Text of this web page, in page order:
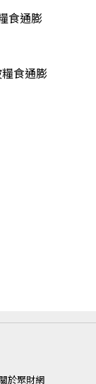
食通膨
食通膨
於聚財網